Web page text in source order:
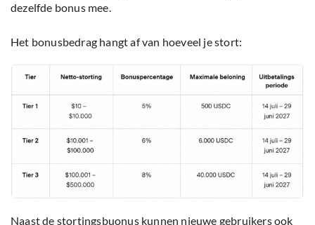
dezelfde bonus mee.
Het bonusbedrag hangt af van hoeveel je stort:
Naast de stortingsbuonus kunnen nieuwe gebruikers ook